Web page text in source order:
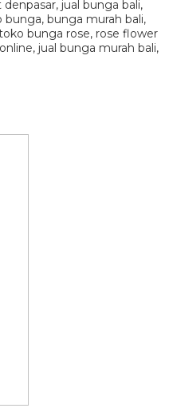
jual bunga bali,
bunga, bunga murah bali,
bunga rose, rose flower
jual bunga murah bali,